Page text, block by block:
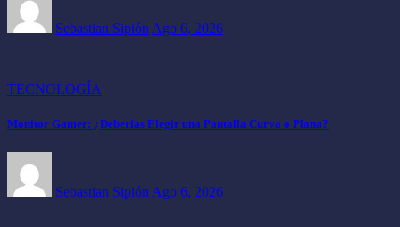
Sebastian Sipión Ago 6, 2026
TECNOLOGÍA
Monitor Gamer: ¿Deberías Elegir una Pantalla Curva o Plana?
Sebastian Sipión Ago 6, 2026